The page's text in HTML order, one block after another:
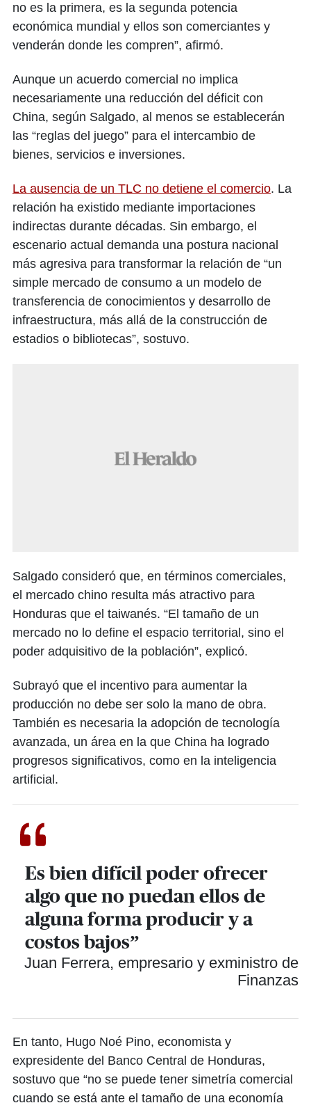
no es la primera, es la segunda potencia
económica mundial y ellos son comerciantes y
venderán donde les compren”, afirmó.
Aunque un acuerdo comercial no implica
necesariamente una reducción del déficit con
China, según Salgado, al menos se establecerán
las “reglas del juego” para el intercambio de
bienes, servicios e inversiones.
La ausencia de un TLC no detiene el comercio. La
relación ha existido mediante importaciones
indirectas durante décadas. Sin embargo, el
escenario actual demanda una postura nacional
más agresiva para transformar la relación de “un
simple mercado de consumo a un modelo de
transferencia de conocimientos y desarrollo de
infraestructura, más allá de la construcción de
estadios o bibliotecas”, sostuvo.
Salgado consideró que, en términos comerciales,
el mercado chino resulta más atractivo para
Honduras que el taiwanés. “El tamaño de un
mercado no lo define el espacio territorial, sino el
poder adquisitivo de la población”, explicó.
Subrayó que el incentivo para aumentar la
producción no debe ser solo la mano de obra.
También es necesaria la adopción de tecnología
avanzada, un área en la que China ha logrado
progresos significativos, como en la inteligencia
artificial.
Es bien difícil poder ofrecer
algo que no puedan ellos de
alguna forma producir y a
costos bajos”
Juan Ferrera, empresario y exministro de
Finanzas
En tanto, Hugo Noé Pino, economista y
expresidente del Banco Central de Honduras,
sostuvo que “no se puede tener simetría comercial
cuando se está ante el tamaño de una economía